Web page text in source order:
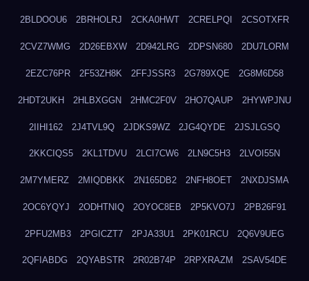
2BLDOOU6 2BRHOLRJ 2CKA0HWT 2CRELPQI 2CSOTXFR
2CVZ7WMG 2D26EBXW 2D942LRG 2DPSN680 2DU7LORM
2EZC76PR 2F53ZH8K 2FFJSSR3 2G789XQE 2G8M6D58
2HDT2UKH 2HLBXGGN 2HMC2F0V 2HO7QAUP 2HYWPJNU
2IIHI162 2J4TVL9Q 2JDKS9WZ 2JG4QYDE 2JSJLGSQ
2KKCIQS5 2KL1TDVU 2LCI7CW6 2LN9C5H3 2LVOI55N
2M7YMERZ 2MIQDBKK 2N165DB2 2NFH8OET 2NXDJSMA
2OC6YQYJ 2ODHTNIQ 2OYOC8EB 2P5KVO7J 2PB26F91
2PFU2MB3 2PGICZT7 2PJA33U1 2PK01RCU 2Q6V9UEG
2QFIABDG 2QYABSTR 2R02B74P 2RPXRAZM 2SAV54DE